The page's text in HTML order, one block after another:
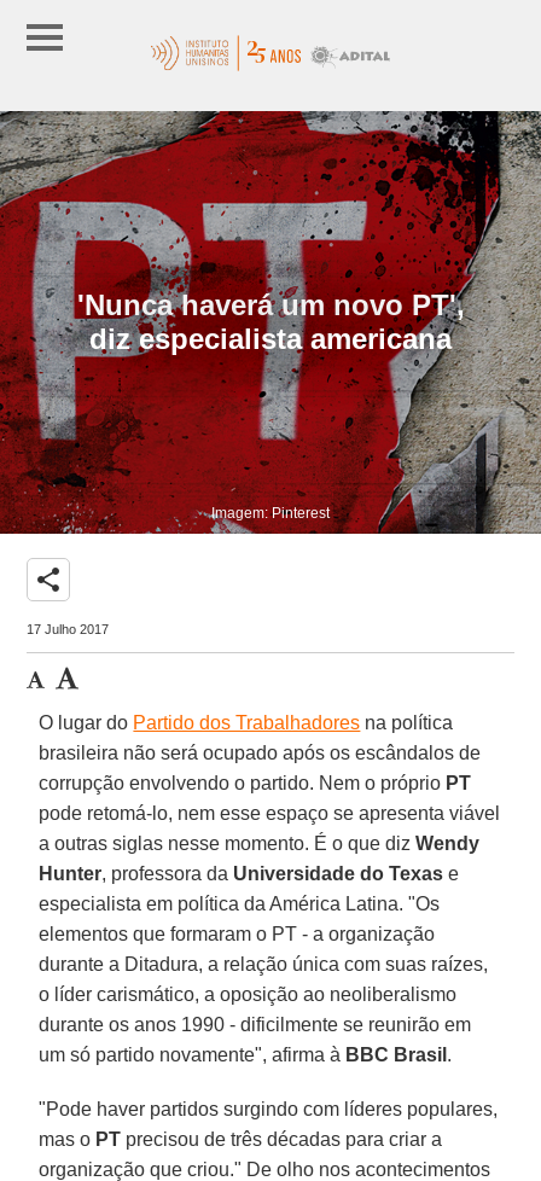
'Nunca haverá um novo PT',
diz especialista americana
Imagem: Pinterest
share
17 Julho 2017
O lugar do Partido dos Trabalhadores na política
brasileira não será ocupado após os escândalos de
corrupção envolvendo o partido. Nem o próprio PT
pode retomá-lo, nem esse espaço se apresenta viável
a outras siglas nesse momento. É o que dizWendy
Hunter, professora da Universidade do Texas e
especialista em política da América Latina. "Os
elementos que formaram o PT - a organização
durante a Ditadura, a relação única com suas raízes,
o líder carismático, a oposição ao neoliberalismo
durante os anos 1990 - dificilmente se reunirão em
um só partido novamente", afirma à BBC Brasil .
"Pode haver partidos surgindo com líderes populares,
mas o PT precisou de três décadas para criar a
organização que criou." De olho nos acontecimentos